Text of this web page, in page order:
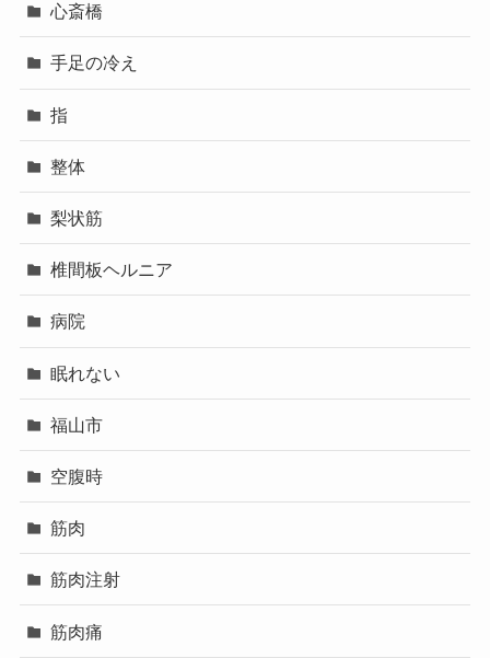
心斎橋
手足の冷え
指
整体
梨状筋
椎間板ヘルニア
病院
眠れない
福山市
空腹時
筋肉
筋肉注射
筋肉痛